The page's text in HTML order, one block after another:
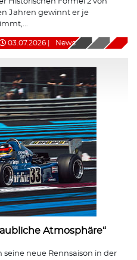
Jahren gewinnt er je
03.07.2026 News
Atmosphäre“
neue Rennsaison in der